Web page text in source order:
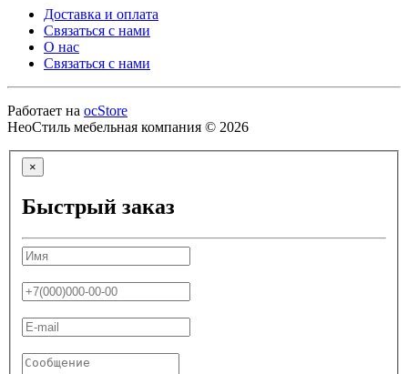
Доставка и оплата
Связаться с нами
О нас
Связаться с нами
Работает на ocStore
НеоСтиль мебельная компания © 2026
×
Быстрый заказ